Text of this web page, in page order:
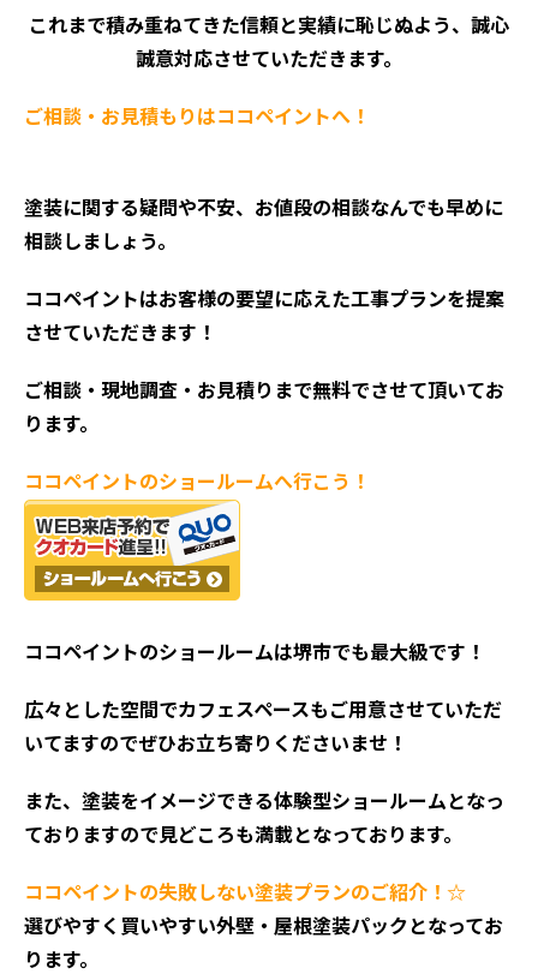
これまで積み重ねてきた信頼と実績に恥じぬよう、誠心
誠意対応させていただきます。
ご相談・お見積もりはココペイントへ！
塗装に関する疑問や不安、お値段の相談なんでも早めに
相談しましょう。
ココペイントはお客様の要望に応えた工事プランを提案
させていただきます！
ご相談・現地調査・お見積りまで無料でさせて頂いてお
ります。
ココペイントのショールームへ行こう！
ココペイントのショールームは堺市でも最大級です！
広々とした空間でカフェスペースもご用意させていただ
いてますのでぜひお立ち寄りくださいませ！
また、塗装をイメージできる体験型ショールームとなっ
ておりますので見どころも満載となっております。
ココペイントの失敗しない塗装プランのご紹介！☆
選びやすく買いやすい外壁・屋根塗装パックとなってお
ります。